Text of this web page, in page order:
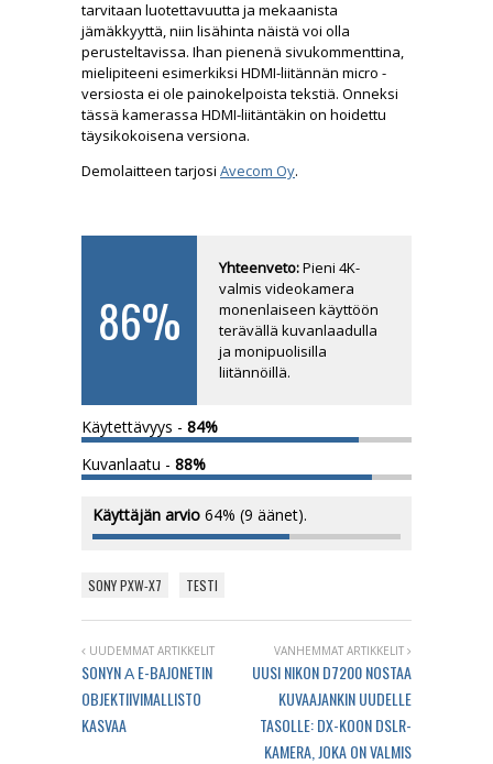
tarvitaan luotettavuutta ja mekaanista
jämäkkyyttä, niin lisähinta näistä voi olla
perusteltavissa. Ihan pienenä sivukommenttina,
mielipiteeni esimerkiksi HDMI-liitännän micro -
versiosta ei ole painokelpoista tekstiä. Onneksi
tässä kamerassa HDMI-liitäntäkin on hoidettu
täysikokoisena versiona.
Demolaitteen tarjosi Avecom Oy.
86%
Yhteenveto:Pieni 4K-
valmis videokamera
monenlaiseen käyttöön
terävällä kuvanlaadulla
ja monipuolisilla
liitännöillä.
Käytettävyys - 84%
Kuvanlaatu - 88%
Käyttäjän arvio 64% (9 äänet).
SONY PXW-X7 TESTI
UUDEMMAT ARTIKKELIT
SONYN Α E-BAJONETIN
OBJEKTIIVIMALLISTO
KASVAA
VANHEMMAT ARTIKKELIT
UUSI NIKON D7200 NOSTAA
KUVAAJANKIN UUDELLE
TASOLLE: DX-KOON DSLR-
KAMERA, JOKA ON VALMIS